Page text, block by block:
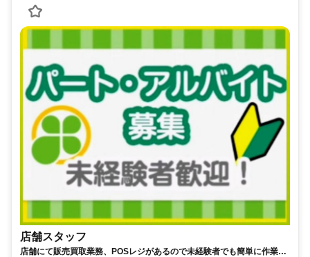
店舗スタッフ
店舗にて販売買取業務、POSレジがあるので未経験者でも簡単に作業で